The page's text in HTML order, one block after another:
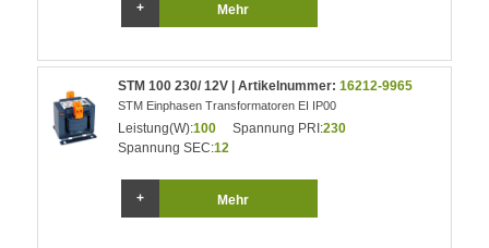
Mehr
STM 100 230/ 12V | Artikelnummer:16212-9965
STM Einphasen Transformatoren EI IP00
Leistung(W):100 Spannung PRI:230
Spannung SEC:12
Mehr